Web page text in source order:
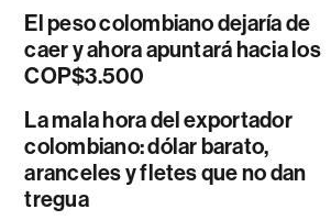
El peso colombiano dejaría de
caer y ahora apuntará hacia los
COP$3.500
La mala hora del exportador
colombiano: dólar barato,
aranceles y fletes que no dan
tregua